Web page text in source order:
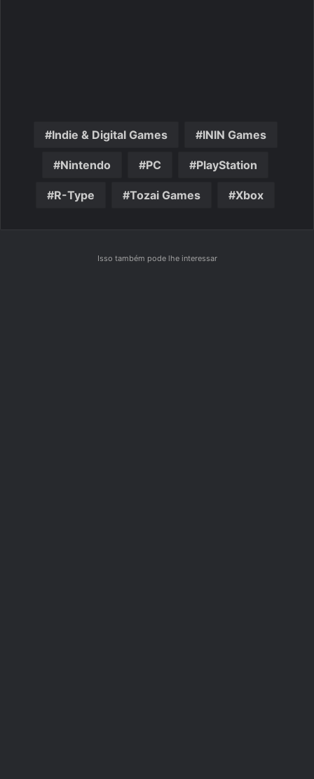
Indie & Digital Games ININ Games
Nintendo PC PlayStation
R-Type Tozai Games Xbox
Isso também pode lhe interessar